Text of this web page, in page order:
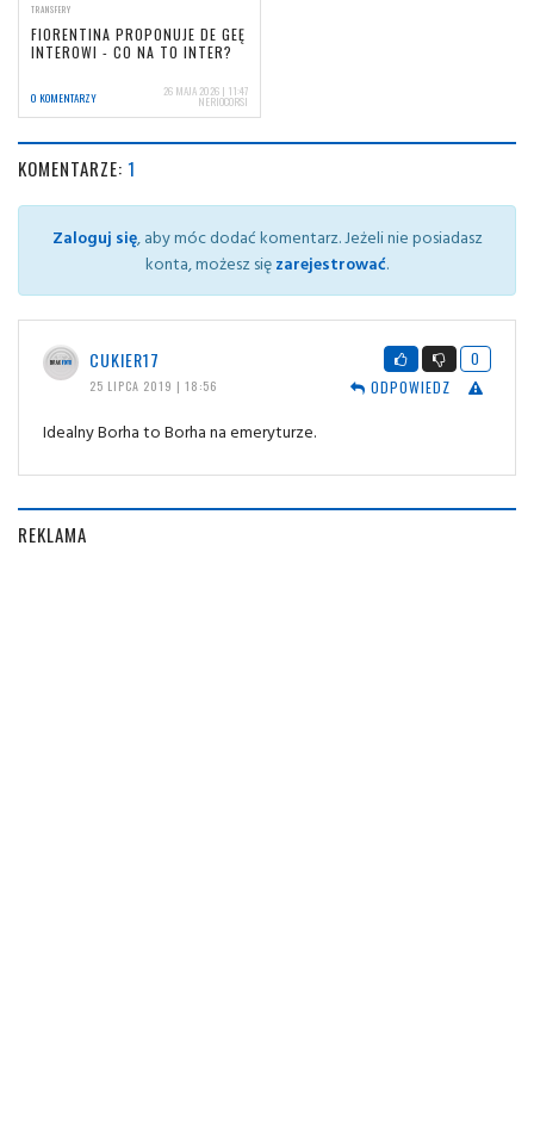
TRANSFERY
FIORENTINA PROPONUJE DE GEĘ
INTEROWI - CO NA TO INTER?
0 KOMENTARZY 26 MAJA 2026 | 11:47
NERIOCORSI
KOMENTARZE: 1
Zaloguj się, aby móc dodać komentarz. Jeżeli nie posiadasz
konta, możesz sięzarejestrować.
CUKIER17
25 LIPCA 2019 | 18:56
0
ODPOWIEDZ
Idealny Borha to Borha na emeryturze.
REKLAMA